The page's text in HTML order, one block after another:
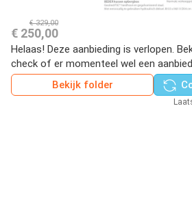
€ 329,00
€ 250,00
Helaas! Deze aanbieding is verlopen.
check of er momenteel wel een
Bekijk folder